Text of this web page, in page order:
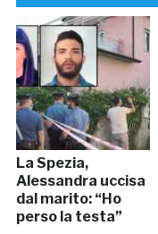
La Spezia,
Alessandra uccisa
dal marito: “Ho
perso la testa”